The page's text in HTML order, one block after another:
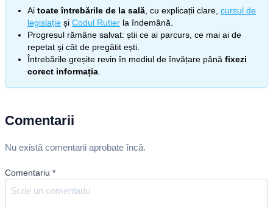
Ai toate întrebările de la sală , cu explicații clare, cursul de
legislație și Codul Rutier la îndemână.
Progresul rămâne salvat: știi ce ai parcurs, ce mai ai de
repetat și cât de pregătit ești.
Întrebările greșite revin în mediul de învățare până fixezi
corect informația
Comentarii
Nu există comentarii aprobate încă.
Comentariu *